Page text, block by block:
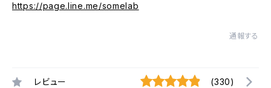
https://page.line.me/somelab
通報する
レビュー (330)